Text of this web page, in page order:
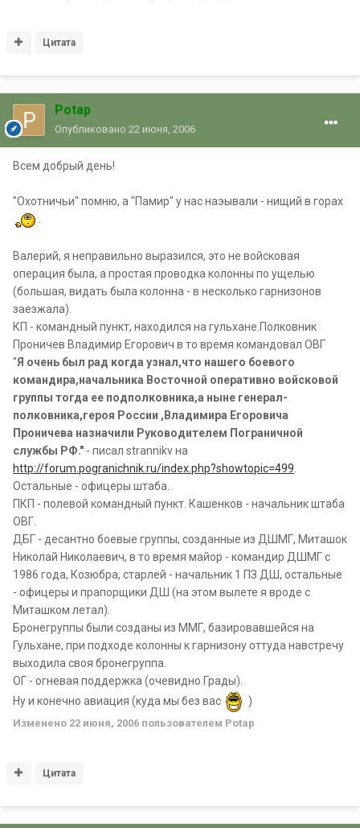
Цитата
Potap
Опубликовано 22 июня, 2006
Всем добрый день!
"Охотничьи" помню, а "Памир" у нас наэывали - нищий в горах
.
Валерий, я неправильно выразился, это не войсковая
операция была, а простая проводка колонны по ущелью
(большая, видать была колонна - в несколько гарнизонов
заезжала).
КП - командный пункт, находился на гульхане.Полковник
Проничев Владимир Егорович в то время командовал ОВГ
"Я очень был рад когда узнал,что нашего боевого
командира,начальника Восточной оперативно войсковой
группы тогда ее подполковника,а ныне генерал-
полковника,героя России ,Владимира Егоровича
Проничева назначили Руководителем Пограничной
службы РФ." - писал strannikv на
http://forum.pogranichnik.ru/index.php?showtopic=499
Остальные - офицеры штаба.
ПКП - полевой командный пункт. Кашенков - начальник штаба
ОВГ.
ДБГ - десантно боевые группы, созданные из ДШМГ, Миташок
Николай Николаевич, в то время майор - командир ДШМГ с
1986 года, Козюбра, старлей - начальник 1 ПЗ ДШ, остальные
- офицеры и прапорщики ДШ (на этом вылете я вроде с
Миташком летал).
Бронегруппы были созданы из ММГ, базировавшейся на
Гульхане, при подходе колонны к гарнизону оттуда навстречу
выходила своя бронегруппа.
ОГ - огневая поддержка (очевидно Грады).
Ну и конечно авиация (куда мы без вас
)
Изменено 22 июня, 2006 пользователем Potap
Цитата